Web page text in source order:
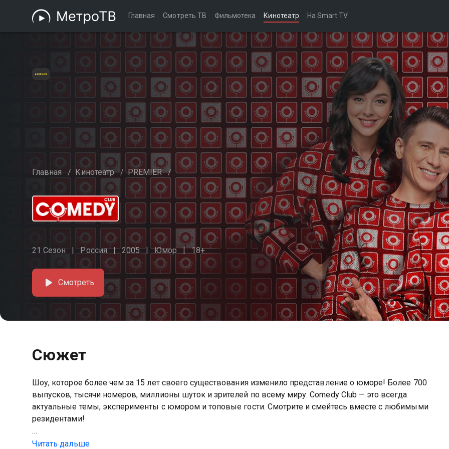
Главная Смотреть ТВ Фильмотека Кинотеатр На Smart TV
Главная / Кинотеатр / PREMIER /
21 Сезон Россия 2005 Юмор 18+
Смотреть
Сюжет
Шоу, которое более чем за 15 лет своего существования изменило представление о юморе! Более 700
выпусков, тысячи номеров, миллионы шуток и зрителей по всему миру. Comedy Club — это всегда
актуальные темы, эксперименты с юмором и топовые гости. Смотрите и смейтесь вместе с любимыми
резидентами!
Посмотреть онлайн 7 сезон сериала Comedy Club вы можете совершенно бесплатно в хорошем HD
Читать дальше